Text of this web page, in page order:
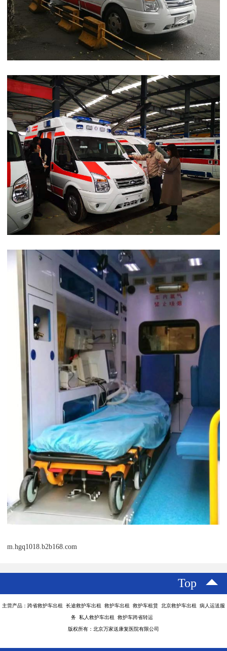
m.hgq1018.b2b168.com
Top
主营产品：跨省救护车出租 长途救护车出租 救护车出租 救护车租赁 北京救护车出租 病人运送服
务 私人救护车出租 救护车跨省转运
版权所有：北京万家送康复医院有限公司